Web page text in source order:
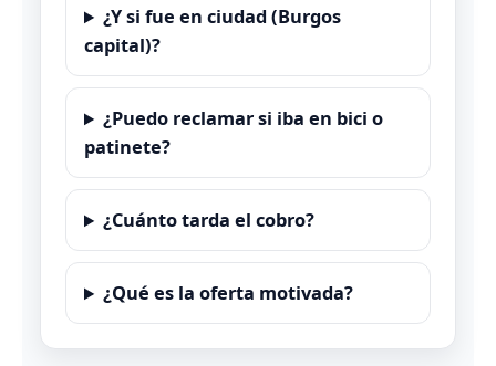
¿Y si fue en ciudad (Burgos
capital)?
¿Puedo reclamar si iba en bici o
patinete?
¿Cuánto tarda el cobro?
¿Qué es la oferta motivada?